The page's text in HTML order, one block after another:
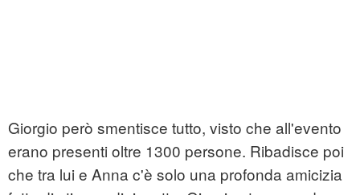
Giorgio però smentisce tutto, visto che all'evento
erano presenti oltre 1300 persone. Ribadisce poi
che tra lui e Anna c'è solo una profonda amicizia